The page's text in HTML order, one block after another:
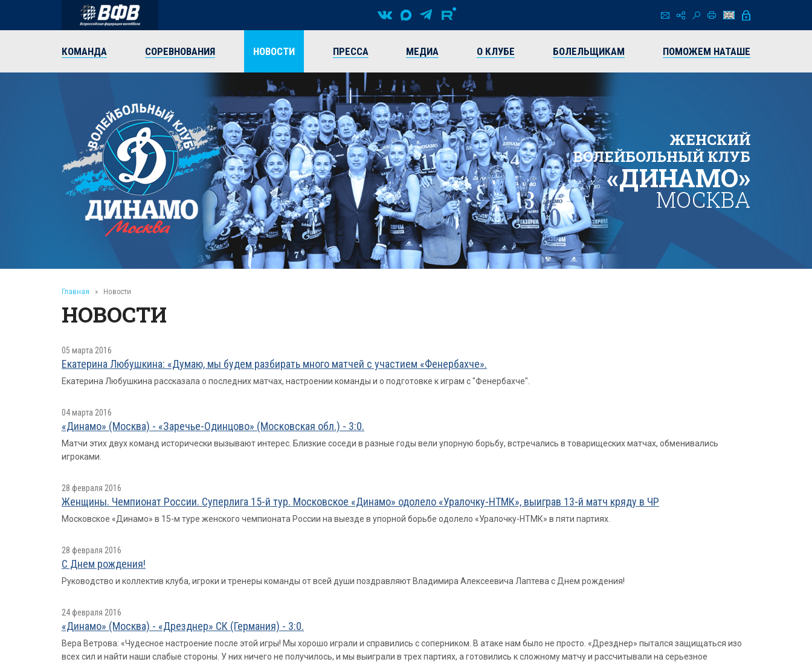
КОМАНДА СОРЕВНОВАНИЯ НОВОСТИ ПРЕССА МЕДИА О КЛУБЕ БОЛЕЛЬЩИКАМ ПОМОЖЕМ НАТАШЕ
ЖЕНСКИЙ
ВОЛЕЙБОЛЬНЫЙ КЛУБ
«ДИНАМО»
МОСКВА
Главная » Новости
НОВОСТИ
05 марта 2016
Екатерина Любушкина: «Думаю, мы будем разбирать много матчей с участием «Фенербахче».
Екатерина Любушкина рассказала о последних матчах, настроении команды и о подготовке к играм с "Фенербахче".
04 марта 2016
«Динамо» (Москва) - «Заречье-Одинцово» (Московская обл.) - 3:0.
Матчи этих двух команд исторически вызывают интерес. Близкие соседи в разные годы вели упорную борьбу, встречались в товарищеских матчах, обменивались
игроками.
28 февраля 2016
Женщины. Чемпионат России. Суперлига 15-й тур. Московское «Динамо» одолело «Уралочку-НТМК», выиграв 13-й матч кряду в ЧР
Московское «Динамо» в 15-м туре женского чемпионата России на выезде в упорной борьбе одолело «Уралочку-НТМК» в пяти партиях.
28 февраля 2016
С Днем рождения!
Руководство и коллектив клуба, игроки и тренеры команды от всей души поздравляют Владимира Алексеевича Лаптева с Днем рождения!
24 февраля 2016
«Динамо» (Москва) - «Дрезднер» СК (Германия) - 3:0.
Вера Ветрова: «Чудесное настроение после этой игры! Мы хорошо играли и справились с соперником. В атаке нам было не просто. «Дрезднер» пытался защищаться изо
всех сил и найти наши слабые стороны. У них ничего не получилось, и мы выиграли в трех партиях, а готовились к сложному матчу и рассчитывали на серьезное